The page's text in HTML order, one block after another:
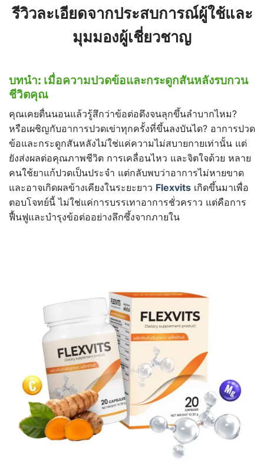
รีวิวละเอียดจากประสบการณ์ผู้ใช้และ
มุมมองผู้เชี่ยวชาญ
บทนำ: เมื่อความปวดข้อและกระดูกสันหลังรบกวน
ชีวิตคุณ
คุณเคยตื่นนอนแล้วรู้สึกว่าข้อต่อตึงจนลุกขึ้นลำบากไหม?
หรือเผชิญกับอาการปวดเข่าทุกครั้งที่ขึ้นลงบันได? อาการปวด
ข้อและกระดูกสันหลังไม่ใช่แค่ความไม่สบายกายเท่านั้น แต่
ยังส่งผลต่อคุณภาพชีวิต การเคลื่อนไหว และจิตใจด้วย หลาย
คนใช้ยาแก้ปวดเป็นประจำ แต่กลับพบว่าอาการไม่หายขาด
และอาจเกิดผลข้างเคียงในระยะยาว Flexvits เกิดขึ้นมาเพื่อ
ตอบโจทย์นี้ ไม่ใช่แค่การบรรเทาอาการชั่วคราว แต่คือการ
ฟื้นฟูและบำรุงข้อต่ออย่างลึกซึ้งจากภายใน